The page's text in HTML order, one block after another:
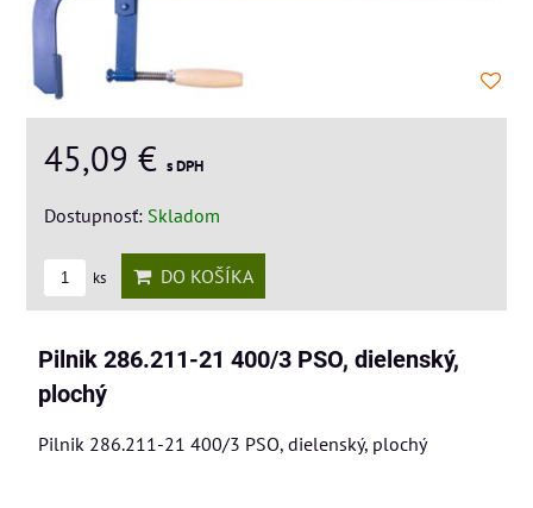
45,09 € s DPH
Dostupnosť: Skladom
ks DO KOŠÍKA
Pilnik 286.211-21 400/3 PSO, dielenský,
plochý
Pilnik 286.211-21 400/3 PSO, dielenský, plochý